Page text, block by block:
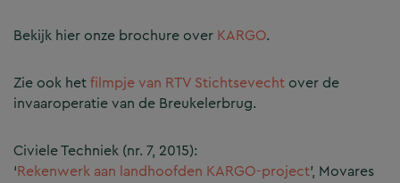
Bekijk hier onze brochure over KARGO.
Zie ook hetfilmpje van RTV Stichtsevecht over de
invaaroperatie van de Breukelerbrug.
Civiele Techniek (nr. 7, 2015):
‘Rekenwerk aan landhoofden KARGO-project’, Movares